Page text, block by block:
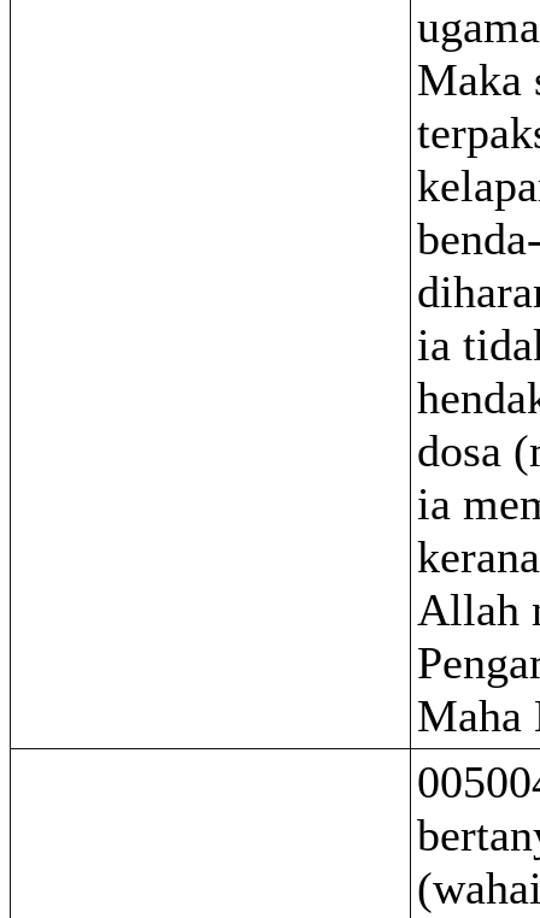
Maka
ia
dosa
ia
Allah
Maha